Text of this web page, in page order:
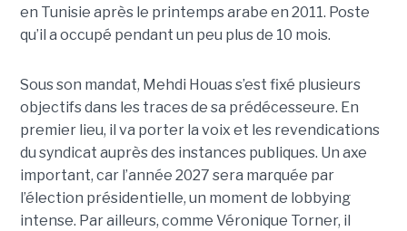
en Tunisie après le printemps arabe en 2011. Poste
qu’il a occupé pendant un peu plus de 10 mois.
Sous son mandat, Mehdi Houas s’est fixé plusieurs
objectifs dans les traces de sa prédécesseure. En
premier lieu, il va porter la voix et les revendications
du syndicat auprès des instances publiques. Un axe
important, car l’année 2027 sera marquée par
l’élection présidentielle, un moment de lobbying
intense. Par ailleurs, comme Véronique Torner, il